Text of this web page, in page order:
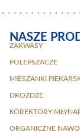
NASZE
ZAKWASY
POLEPSZACZE
MIESZANKI
DROŻDŻE
KOREKTORY
ORGANICZNE